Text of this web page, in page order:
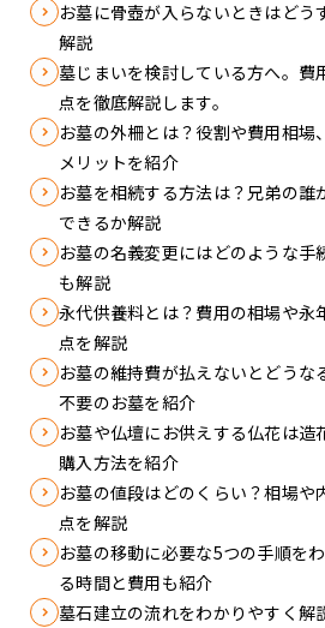
お墓に骨壺が入らないときはどう
解説
墓じまいを検討している方へ。費
点を徹底解説します。
お墓の外柵とは？役割や費用相場
メリットを紹介
お墓を相続する方法は？兄弟の誰
できるか解説
お墓の名義変更にはどのような手
も解説
永代供養料とは？費用の相場や永
点を解説
お墓の維持費が払えないとどうな
不要のお墓を紹介
お墓や仏壇にお供えする仏花は造
購入方法を紹介
お墓の値段はどのくらい？相場や
点を解説
お墓の移動に必要な5つの手順を
る時間と費用も紹介
墓石建立の流れをわかりやすく解